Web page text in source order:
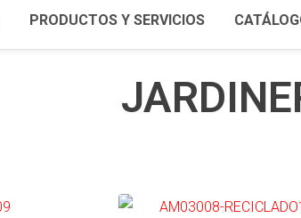
PRODUCTOS Y SERVICIOS